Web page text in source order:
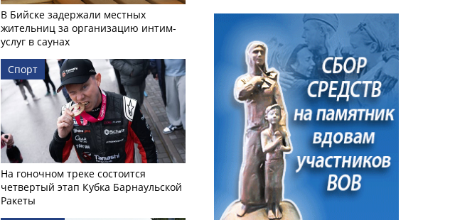
В Бийске задержали местных
жительниц за организацию интим-
услуг в саунах
Спорт
На гоночном треке состоится
четвертый этап Кубка Барнаульской
Ракеты